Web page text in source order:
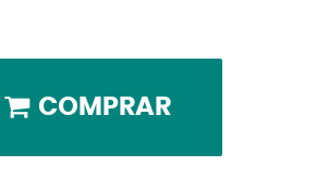
COMPRAR